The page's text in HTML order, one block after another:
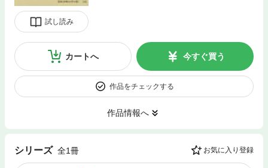
試し読み
カートへ 今すぐ買う
作品をチェックする
作品情報へ
シリーズ 全1冊 お気に入り登録